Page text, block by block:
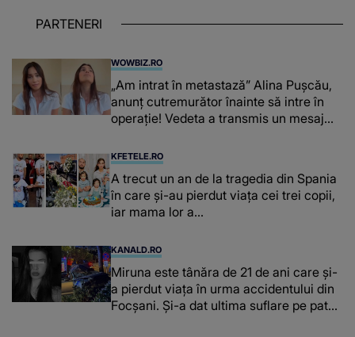
PARTENERI
WOWBIZ.RO
„Am intrat în metastază” Alina Pușcău,
anunț cutremurător înainte să intre în
operație! Vedeta a transmis un mesaj
KFETELE.RO
A trecut un an de la tragedia din Spania
în care și-au pierdut viața cei trei copii,
iar mama lor a…
KANALD.RO
Miruna este tânăra de 21 de ani care și-
a pierdut viața în urma accidentului din
Focșani. Și-a dat ultima suflare pe patul